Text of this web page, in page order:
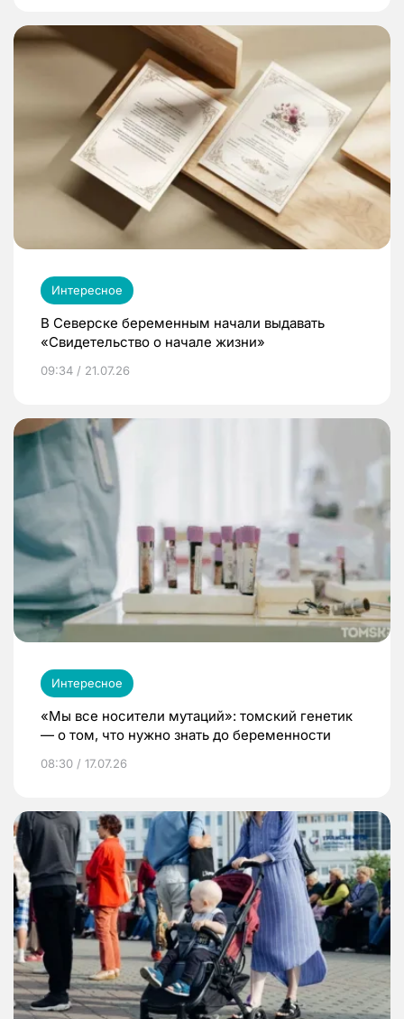
Интересное
В Северске беременным начали выдавать
«Свидетельство о начале жизни»
09:34 / 21.07.26
Интересное
«Мы все носители мутаций»: томский генетик
— о том, что нужно знать до беременности
08:30 / 17.07.26